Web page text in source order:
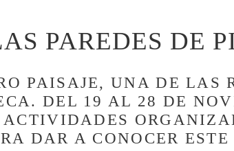
PAREDES DE
PAISAJE, UNA DE LAS
DEL 19 AL 28 DE
DAR A CONOCER